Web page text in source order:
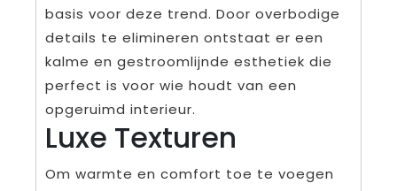
basis voor deze trend. Door overbodige
details te elimineren ontstaat er een
kalme en gestroomlijnde esthetiek die
perfect is voor wie houdt van een
opgeruimd interieur.
Luxe Texturen
Om warmte en comfort toe te voegen